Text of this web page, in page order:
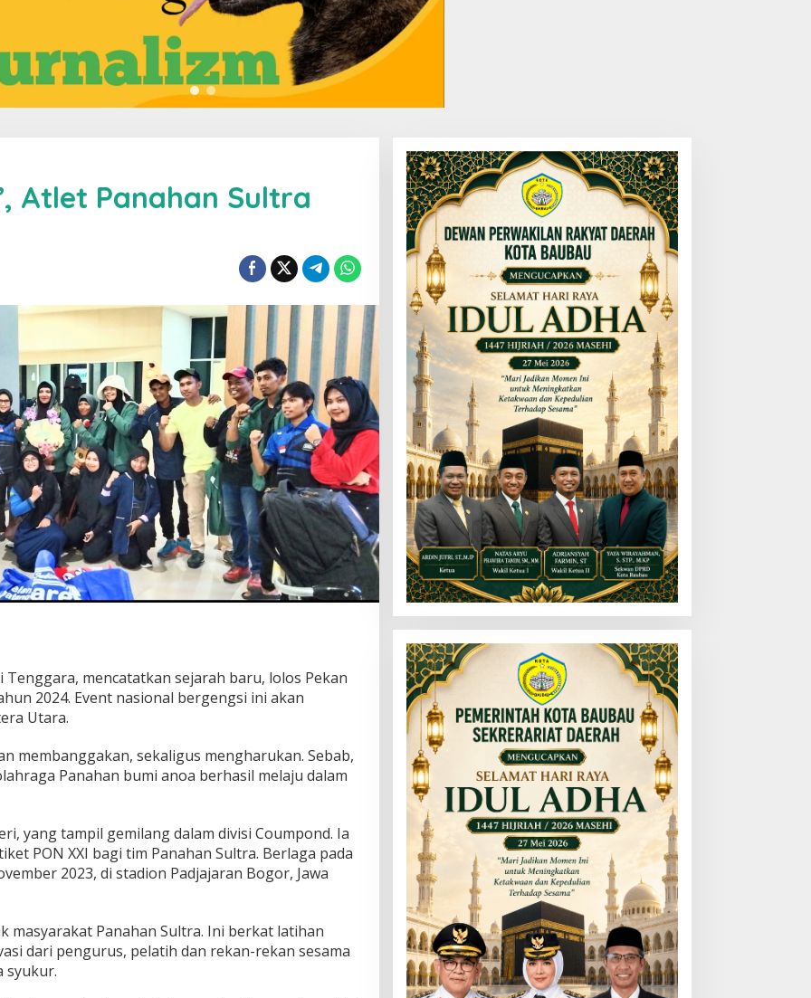
Atlet Panahan Sultra
Tenggara, mencatatkan sejarah baru, lolos Pekan
2024. Event nasional bergengsi ini akan
Utara.
membanggakan, sekaligus mengharukan. Sebab,
Panahan bumi anoa berhasil melaju dalam
yang tampil gemilang dalam divisi Coumpond. Ia
PON XXI bagi tim Panahan Sultra. Berlaga pada
2023, di stadion Padjajaran Bogor, Jawa
masyarakat Panahan Sultra. Ini berkat latihan
dari pengurus, pelatih dan rekan-rekan sesama
syukur.